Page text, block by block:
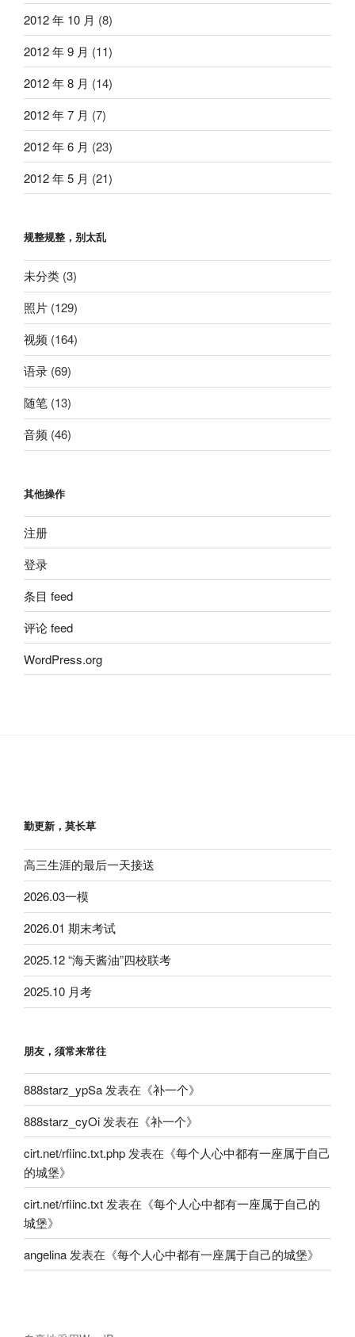
2012 年 10 月 (8)
2012 年 9 月 (11)
2012 年 8 月 (14)
2012 年 7 月 (7)
2012 年 6 月 (23)
2012 年 5 月 (21)
规整规整，别太乱
未分类 (3)
照片 (129)
视频 (164)
语录 (69)
随笔 (13)
音频 (46)
其他操作
注册
登录
条目 feed
评论 feed
WordPress.org
勤更新，莫长草
高三生涯的最后一天接送
2026.03一模
2026.01 期末考试
2025.12 “海天酱油”四校联考
2025.10 月考
朋友，须常来常往
888starz_ypSa 发表在《补一个》
888starz_cyOi 发表在《补一个》
cirt.net/rfiinc.txt.php 发表在《每个人心中都有一座属于自己
的城堡》
cirt.net/rfiinc.txt 发表在《每个人心中都有一座属于自己的
城堡》
angelina 发表在《每个人心中都有一座属于自己的城堡》